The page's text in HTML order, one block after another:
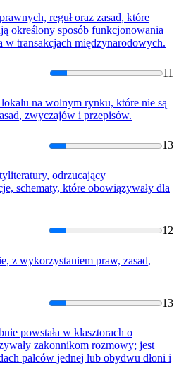
reguł oraz zasad, które
określony sposób funkcjonowania
w transakcjach międzynarodowych.
11
lokalu na wolnym rynku, które nie są
, zwyczajów i przepisów.
13
odrzucający
schematy, które obowiązywały dla
12
z wykorzystaniem praw, zasad,
13
powstała w klasztorach o
zakonnikom rozmowy; jest
palców jednej lub obydwu dłoni i